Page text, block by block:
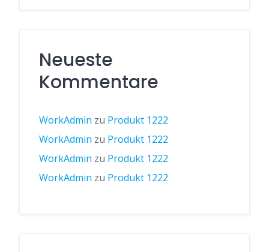
Neueste
Kommentare
WorkAdmin zu Produkt 1222
WorkAdmin zu Produkt 1222
WorkAdmin zu Produkt 1222
WorkAdmin zu Produkt 1222